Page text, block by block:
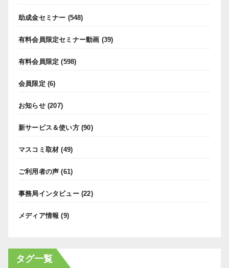
助成金セミナー (548)
有料会員限定セミナー動画 (39)
有料会員限定 (598)
会員限定 (6)
お知らせ(207)
新サービス＆使い方(90)
マスコミ取材 (49)
ご利用者の声 (61)
事務局インタビュー(22)
メディア情報 (9)
タグ一覧